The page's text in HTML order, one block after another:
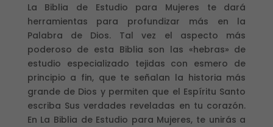
era:
$318,000.
es:
$225,000.
La Biblia de Estudio para Mujeres te dará
herramientas para profundizar más en la
Palabra de Dios. Tal vez el aspecto más
poderoso de esta Biblia son las «hebras» de
estudio especializado tejidas con esmero de
principio a fin, que te señalan la historia más
grande de Dios y permiten que el Espíritu Santo
escriba Sus verdades reveladas en tu corazón.
En La Biblia de Estudio para Mujeres, te unirás a